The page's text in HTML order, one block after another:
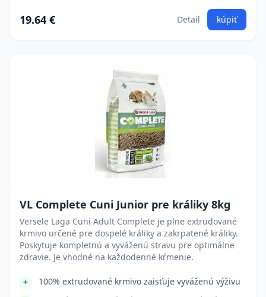
19.64 € Detail kúpiť
VL Complete Cuni Junior pre králiky 8kg
Versele Laga Cuni Adult Complete je plne extrudované
krmivo určené pre dospelé králiky a zakrpatené králiky.
Poskytuje kompletnú a vyváženú stravu pre optimálne
zdravie. Je vhodné na každodenné kŕmenie.
100% extrudované krmivo zaisťuje vyváženú výživu